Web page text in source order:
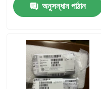
ভিডিও
অনুসন্ধান পাঠান